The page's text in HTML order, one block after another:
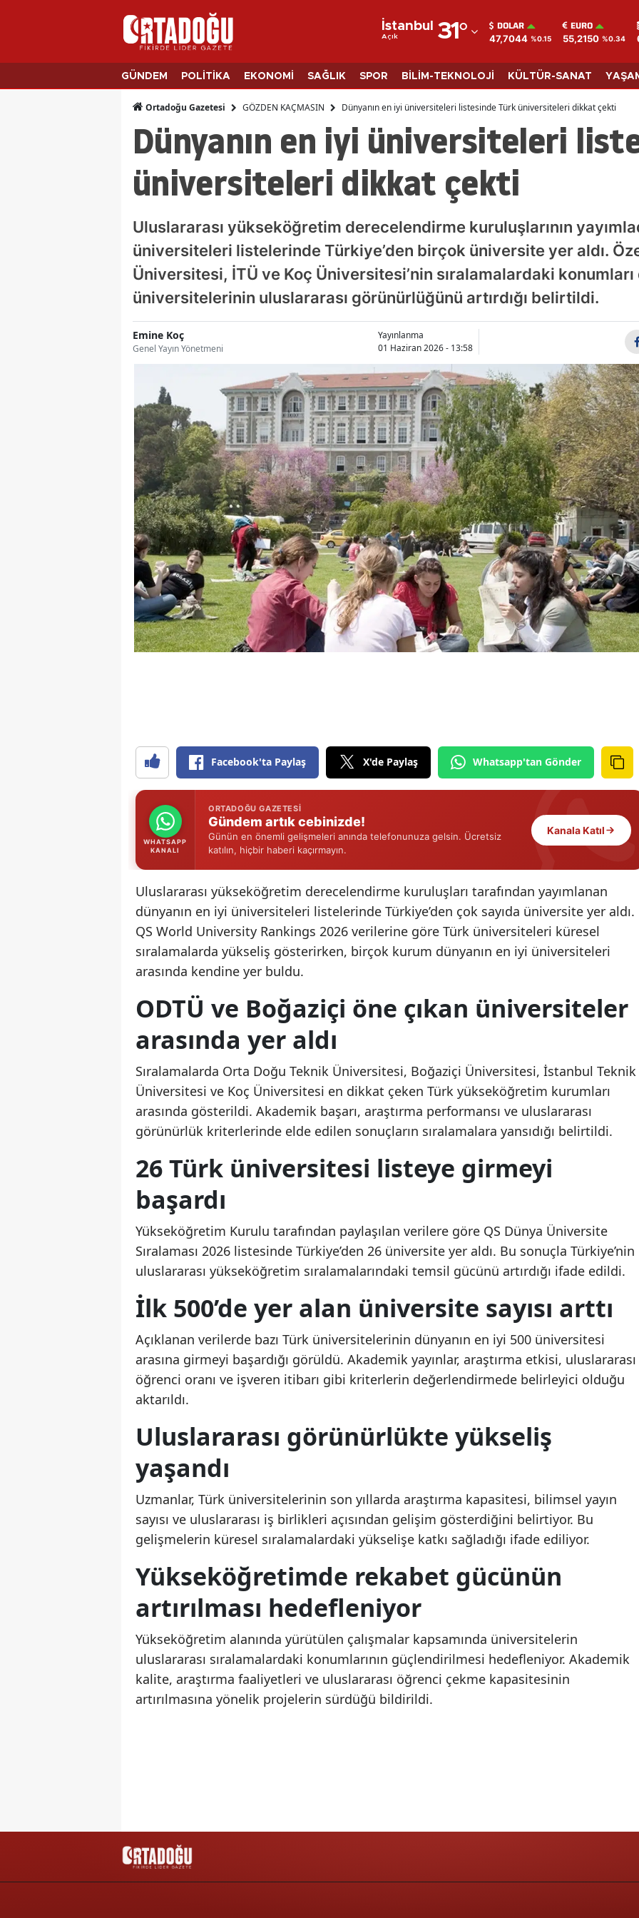
İstanbul
Açık 31°
Adana
Adıyaman
Afyonkarahisar
Ağrı
Ankara
Antalya
Artvin
Aydın
Balıkesir
Bilecik
Bingöl
Bitlis
Bolu
Burdur
Bursa
Çanakkale
Çankırı
Çorum
Denizli
Diyarbakır
Edirne
Erzurum
Eskişehir
Giresun
Hakkari
Hatay
Isparta
İstanbul
Kars
Kastamonu
Kırşehir
Kütahya
Malatya
Kahramanmaraş
Mardin
Muş
Niğde
Ordu
Rize
Siirt
Sinop
Uşak
DOLAR
47,7044 %0.15
EURO
55,2150 %0.34
GÜNDEM POLİTİKA EKONOMİ SAĞLIK SPOR BİLİM-TEKNOLOJİ KÜLTÜR-SANAT
Ortadoğu Gazetesi GÖZDEN KAÇMASIN Dünyanın en iyi üniversiteleri listesinde Türk üniversiteleri dikkat çekti
Dünyanın en iyi üniversiteleri
üniversiteleri dikkat çekti
Uluslararası yükseköğretim derecelendirme kuruluşlarının
üniversiteleri listelerinde Türkiye’den birçok üniversite yer aldı.
Üniversitesi, İTÜ ve Koç Üniversitesi’nin sıralamalardaki
üniversitelerinin uluslararası görünürlüğünü artırdığı belirtildi.
Emine Koç
Genel Yayın Yönetmeni
Yayınlanma
01 Haziran 2026 - 13:58
Facebook'ta Paylaş X'de Paylaş Whatsapp'tan Gönder
WHATSAPP
KANALI
ORTADOĞU GAZETESI
Gündem artık cebinizde!
Günün en önemli gelişmeleri anında telefonunuza gelsin. Ücretsiz
katılın, hiçbir haberi kaçırmayın.
Kanala Katıl
Uluslararası yükseköğretim derecelendirme kuruluşları tarafından yayımlanan
dünyanın en iyi üniversiteleri listelerinde Türkiye’den çok sayıda üniversite yer aldı.
QS World University Rankings 2026 verilerine göre Türk üniversiteleri küresel
sıralamalarda yükseliş gösterirken, birçok kurum dünyanın en iyi üniversiteleri
arasında kendine yer buldu.
ODTÜ ve Boğaziçi öne çıkan üniversiteler
arasında yer aldı
Sıralamalarda Orta Doğu Teknik Üniversitesi, Boğaziçi Üniversitesi, İstanbul Teknik
Üniversitesi ve Koç Üniversitesi en dikkat çeken Türk yükseköğretim kurumları
arasında gösterildi. Akademik başarı, araştırma performansı ve uluslararası
görünürlük kriterlerinde elde edilen sonuçların sıralamalara yansıdığı belirtildi.
26 Türk üniversitesi listeye girmeyi
başardı
Yükseköğretim Kurulu tarafından paylaşılan verilere göre QS Dünya Üniversite
Sıralaması 2026 listesinde Türkiye’den 26 üniversite yer aldı. Bu sonuçla Türkiye’nin
uluslararası yükseköğretim sıralamalarındaki temsil gücünü artırdığı ifade edildi.
İlk 500’de yer alan üniversite sayısı arttı
Açıklanan verilerde bazı Türk üniversitelerinin dünyanın en iyi 500 üniversitesi
arasına girmeyi başardığı görüldü. Akademik yayınlar, araştırma etkisi, uluslararası
öğrenci oranı ve işveren itibarı gibi kriterlerin değerlendirmede belirleyici olduğu
aktarıldı.
Uluslararası görünürlükte yükseliş
yaşandı
Uzmanlar, Türk üniversitelerinin son yıllarda araştırma kapasitesi, bilimsel yayın
sayısı ve uluslararası iş birlikleri açısından gelişim gösterdiğini belirtiyor. Bu
gelişmelerin küresel sıralamalardaki yükselişe katkı sağladığı ifade ediliyor.
Yükseköğretimde rekabet gücünün
artırılması hedefleniyor
Yükseköğretim alanında yürütülen çalışmalar kapsamında üniversitelerin
uluslararası sıralamalardaki konumlarının güçlendirilmesi hedefleniyor. Akademik
kalite, araştırma faaliyetleri ve uluslararası öğrenci çekme kapasitesinin
artırılmasına yönelik projelerin sürdüğü bildirildi.
İlkay Çiçek kimdir,
kaç yaşında ve evli
mi? Menderes
Belediy...
Bakan
açıkladı:
savcıların
sorununu
LGS 1. nakil sonuçları ne
zaman açıklanacak,
başvuruda son gün hangi
tarih? MEB takvimi
netleştirdi
LGS 1. nakil sonuçları
zaman açıklanacak,
başvuruda son gün
tarih? MEB takvimi
netleştirdi